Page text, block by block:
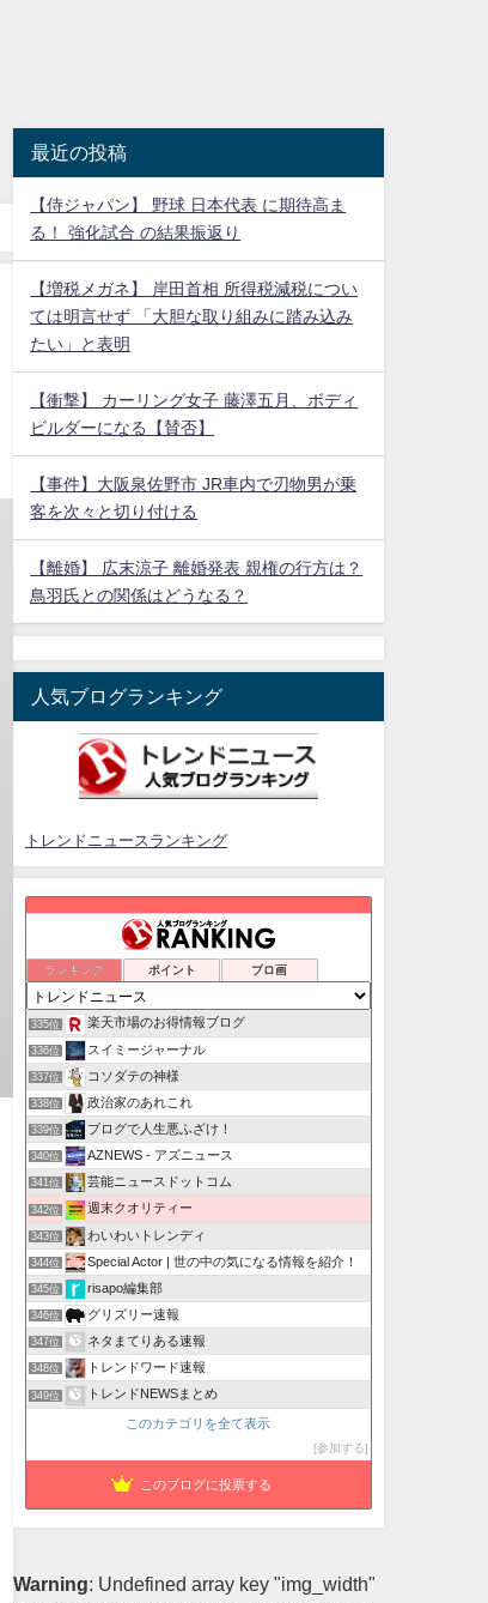
最近の投稿
【侍ジャパン】 野球 日本代表 に期待高ま
る！ 強化試合 の結果振返り
【増税メガネ】 岸田首相 所得税減税につい
ては明言せず 「大胆な取り組みに踏み込み
たい」と表明
【衝撃】 カーリング女子 藤澤五月、ボディ
ビルダーになる【賛否】
【事件】大阪泉佐野市 JR車内で刃物男が乗
客を次々と切り付ける
【離婚】 広末涼子 離婚発表 親権の行方は？
鳥羽氏との関係はどうなる？
人気ブログランキング
トレンドニュースランキング
ランキング ポイント ブロ画
335位 楽天市場のお得情報ブログ
336位 スイミージャーナル
337位 コソダテの神様
338位 政治家のあれこれ
339位 ブログで人生悪ふざけ！
340位 AZNEWS - アズニュース
341位 芸能ニュースドットコム
342位 週末クオリティー
343位 わいわいトレンディ
344位 Special Actor | 世の中の気になる情報を紹介！
345位 risapo編集部
346位 グリズリー速報
347位 ネタまてりある速報
348位 トレンドワード速報
349位 トレンドNEWSまとめ
このカテゴリを全て表示
参加する
このブログに投票する
Warning: Undefined array key "img_width"